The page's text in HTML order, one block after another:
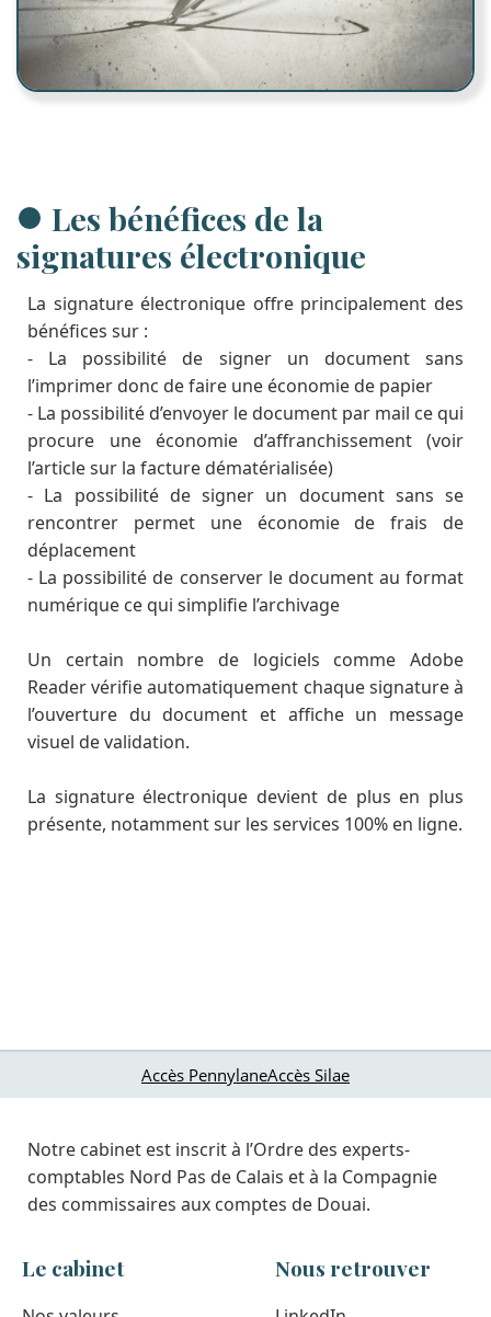
Les bénéfices de la
signatures électronique
La signature électronique offre principalement des
bénéfices sur :
- La possibilité de signer un document sans
l’imprimer donc de faire une économie de papier
- La possibilité d’envoyer le document par mail ce qui
procure une économie d’affranchissement (voir
l’article sur la facture dématérialisée)
- La possibilité de signer un document sans se
rencontrer permet une économie de frais de
déplacement
- La possibilité de conserver le document au format
numérique ce qui simplifie l’archivage
Un certain nombre de logiciels comme Adobe
Reader vérifie automatiquement chaque signature à
l’ouverture du document et affiche un message
visuel de validation.
La signature électronique devient de plus en plus
présente, notamment sur les services 100% en ligne.
Accès PennylaneAccès Silae
Notre cabinet est inscrit à l’Ordre des experts-
comptables Nord Pas de Calais et à la Compagnie
des commissaires aux comptes de Douai.
Le cabinet Nous retrouver